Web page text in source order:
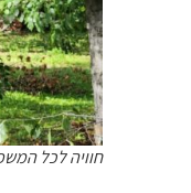
חוויה לכל המשפחה 🌳 10 ימים